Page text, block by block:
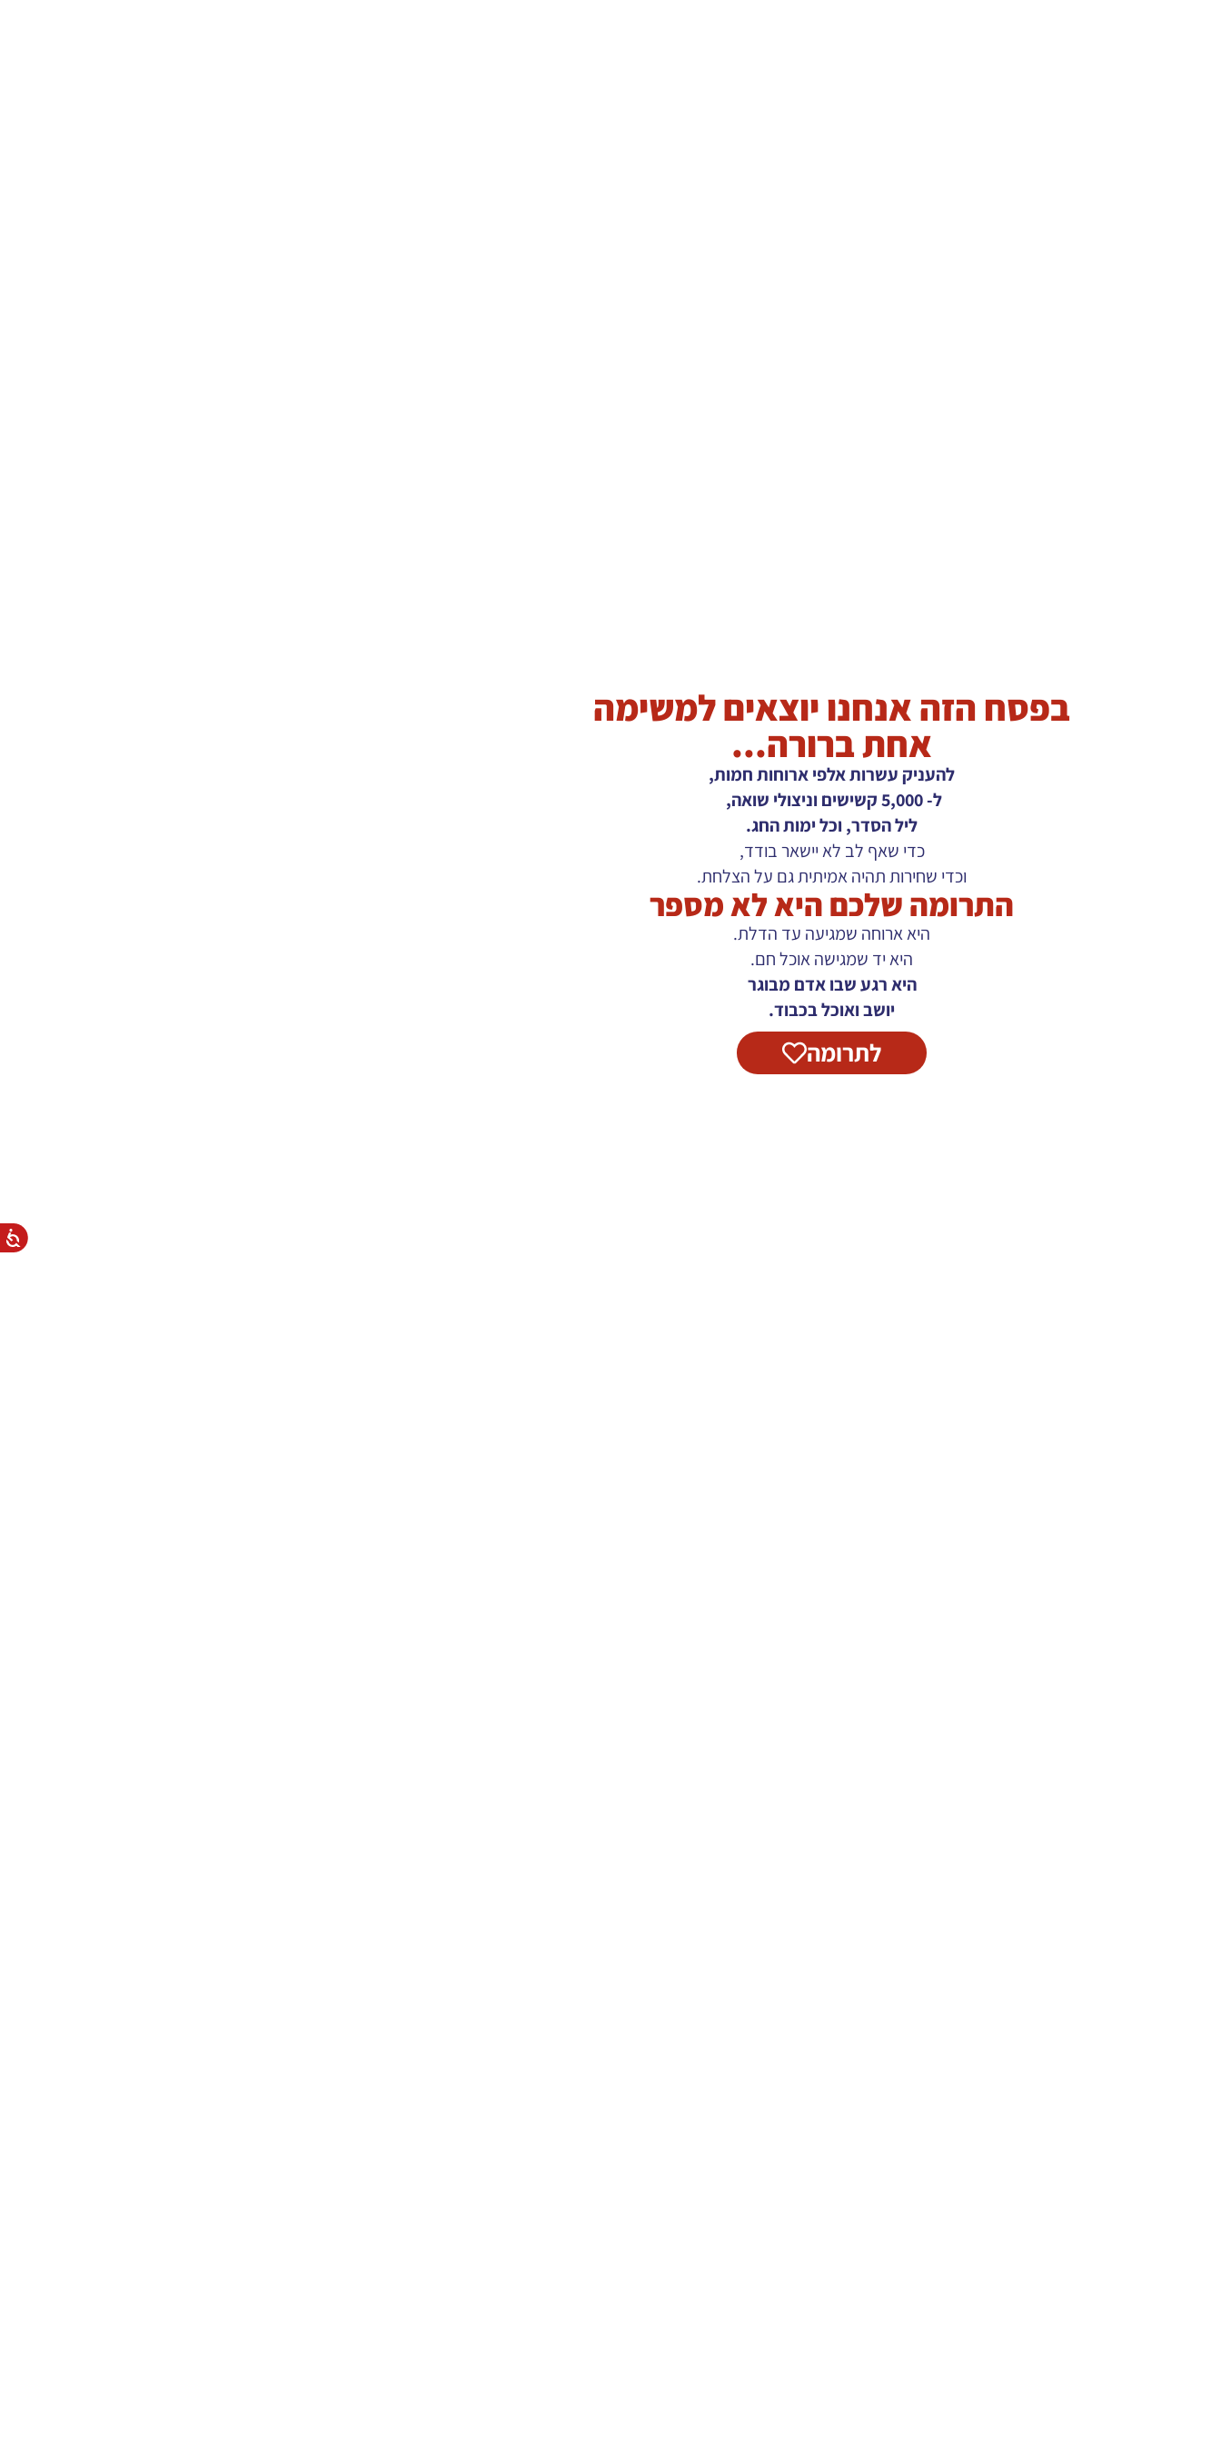
בפסח הזה אנחנו יוצאים למשימה
אחת ברורה...
להעניק עשרות אלפי ארוחות חמות,
ל- 5,000 קשישים וניצולי שואה,
ליל הסדר, וכל ימות החג.
כדי שאף לב לא יישאר בודד,
וכדי שחירות תהיה אמיתית גם על הצלחת.
התרומה שלכם היא לא מספר
היא ארוחה שמגיעה עד הדלת.
היא יד שמגישה אוכל חם.
היא רגע שבו אדם מבוגר
יושב ואוכל בכבוד.
לתרומה